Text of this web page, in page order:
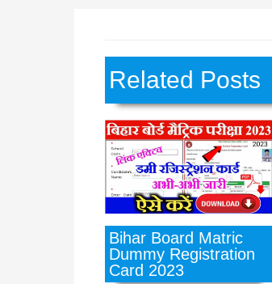
Related Posts
Bihar Board Matric
Dummy Registration
Card 2023